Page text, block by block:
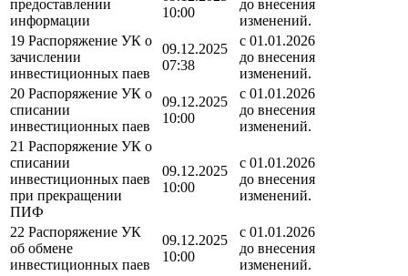
предоставлении
информации
10:00
до внесения
изменений.
19 Распоряжение УК о
зачислении
инвестиционных паев
09.12.2025
07:38
с 01.01.2026
до внесения
изменений.
20 Распоряжение УК о
списании
инвестиционных паев
09.12.2025
10:00
с 01.01.2026
до внесения
изменений.
21 Распоряжение УК о
списании
инвестиционных паев
при прекращении
ПИФ
09.12.2025
10:00
с 01.01.2026
до внесения
изменений.
22 Распоряжение УК
об обмене
инвестиционных паев
09.12.2025
10:00
с 01.01.2026
до внесения
изменений.